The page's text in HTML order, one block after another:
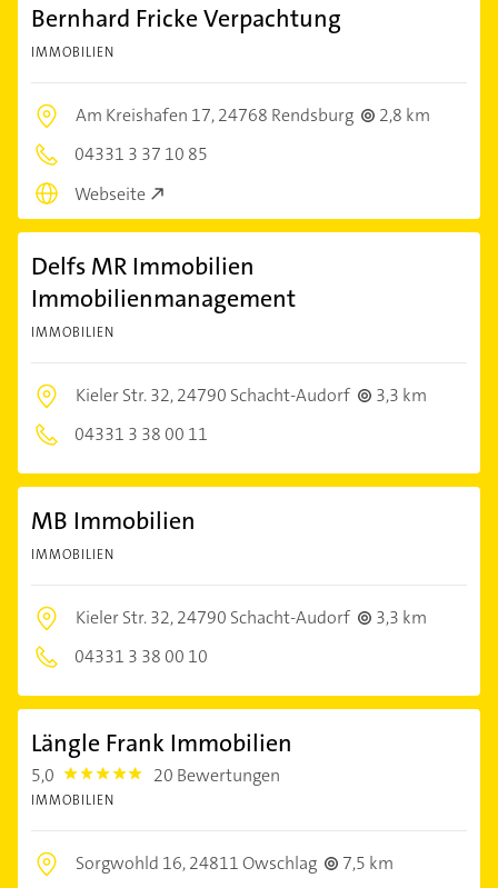
Bernhard Fricke Verpachtung
IMMOBILIEN
Am Kreishafen 17,24768 Rendsburg
2,8 km
04331 3 37 10 85
Webseite
Delfs MR Immobilien
Immobilienmanagement
IMMOBILIEN
Kieler Str. 32,24790 Schacht-Audorf
3,3 km
04331 3 38 00 11
MB Immobilien
IMMOBILIEN
Kieler Str. 32,24790 Schacht-Audorf
3,3 km
04331 3 38 00 10
Längle Frank Immobilien
5,0 5.0 20 Bewertungen
IMMOBILIEN
Sorgwohld 16,24811 Owschlag
7,5 km